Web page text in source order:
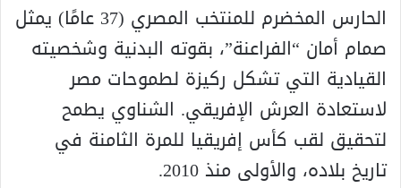
الحارس المخضرم للمنتخب المصري (37 عامًا) يمثل
صمام أمان “الفراعنة”، بقوته البدنية وشخصيته
القيادية التي تشكل ركيزة لطموحات مصر
لاستعادة العرش الإفريقي. الشناوي يطمح
لتحقيق لقب كأس إفريقيا للمرة الثامنة في
تاريخ بلاده، والأولى منذ 2010.